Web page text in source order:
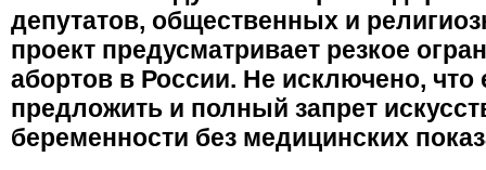
депутатов, общественных и
проект предусматривает резкое
абортов в России. Не исключено, что
предложить и полный запрет
беременности без медицинских